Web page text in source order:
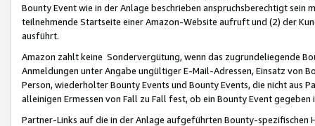
Bounty Event wie in der Anlage beschrieben anspruchsberechtigt sein
teilnehmende Startseite einer Amazon-Website aufruft und (2) der
ausführt.
Amazon zahlt keine Sondervergütung, wenn das zugrundeliegende
Anmeldungen unter Angabe ungültiger E-Mail-Adressen, Einsatz von
Person, wiederholter Bounty Events und Bounty Events, die nicht
alleinigen Ermessen von Fall zu Fall fest, ob ein Bounty Event
Partner-Links auf die in der Anlage aufgeführten Bounty-spezifischen